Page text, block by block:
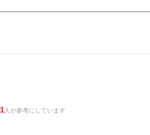
1人が参考にしています